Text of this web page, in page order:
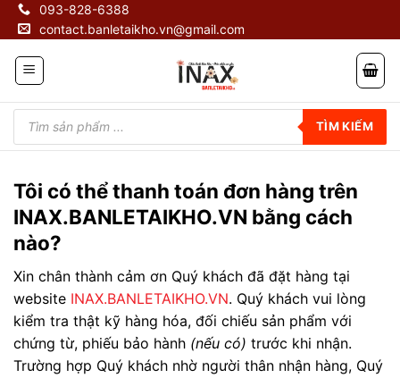
Skip
content
093-828-6388
contact.banletaikho.vn@gmail.com
Tìm
kiếm
phẩm
TÌM KIẾM
Tôi có thể thanh toán đơn hàng trên
INAX.BANLETAIKHO.VN bằng cách
nào?
Xin chân thành cảm ơn Quý khách đã đặt hàng tại
website INAX.BANLETAIKHO.VN. Quý khách vui lòng
kiểm tra thật kỹ hàng hóa, đối chiếu sản phẩm với
chứng từ, phiếu bảo hành (nếu có) trước khi nhận.
Trường hợp Quý khách nhờ người thân nhận hàng, Quý